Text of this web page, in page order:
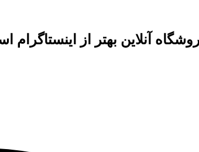
آنلاین بهتر از اینستاگرام